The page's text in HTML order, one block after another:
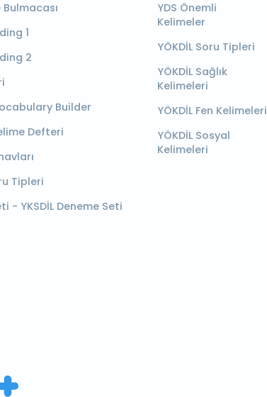
1
2
Builder
Defteri
Tipleri
- YKSDİL Deneme Seti
YDS Önemli
Kelimeler
YÖKDİL Soru Tipleri
YÖKDİL Sağlık
Kelimeleri
YÖKDİL Fen Kelimeleri
YÖKDİL Sosyal
Kelimeleri